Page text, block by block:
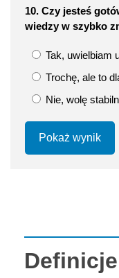
10. Czy jesteś
wiedzy w szybko
Tak, uwielbiam
Trochę, ale to
Nie, wolę
Pokaż wynik